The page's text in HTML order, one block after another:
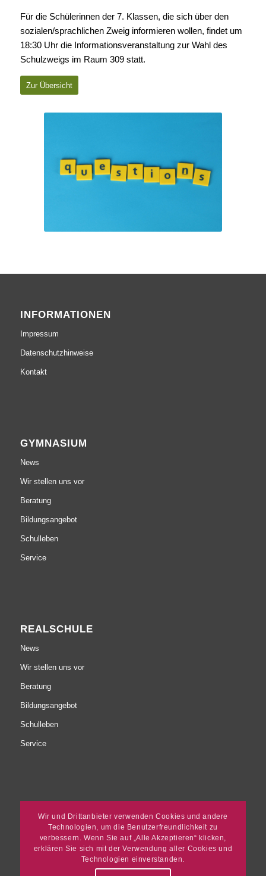
Für die Schülerinnen der 7. Klassen, die sich über den
sozialen/sprachlichen Zweig informieren wollen, findet um
18:30 Uhr die Informationsveranstaltung zur Wahl des
Schulzweigs im Raum 309 statt.
Zur Übersicht
INFORMATIONEN
Impressum
Datenschutzhinweise
Kontakt
GYMNASIUM
News
Wir stellen uns vor
Beratung
Bildungsangebot
Schulleben
Service
REALSCHULE
News
Wir stellen uns vor
Beratung
Bildungsangebot
Schulleben
Service
SERVICE
Gymnasium
Realschule
Wir und Drittanbieter verwenden Cookies und andere
Technologien, um die Benutzerfreundlichkeit zu
verbessern. Wenn Sie auf „Alle Akzeptieren“ klicken,
erklären Sie sich mit der Verwendung aller Cookies und
Technologien einverstanden.